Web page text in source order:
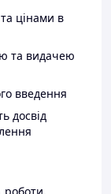
цінами в
та видачею
введення
досвід